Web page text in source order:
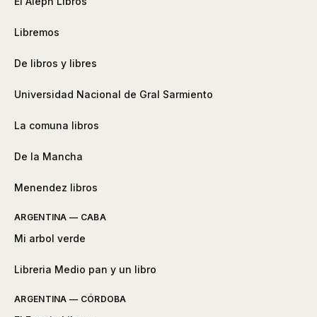
Libremos
De libros y libres
Universidad Nacional de Gral Sarmiento
La comuna libros
De la Mancha
Menendez libros
ARGENTINA — CABA
Mi arbol verde
Libreria Medio pan y un libro
ARGENTINA — CÓRDOBA